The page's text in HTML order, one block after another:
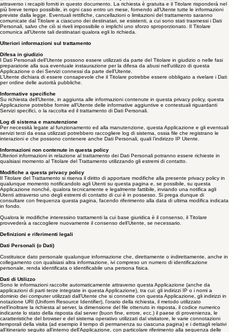
Come esercitare i diritti
Eventuali richieste di esercizio dei diritti dell'Utente possono essere indirizzate al Titolare
attraverso i recapiti forniti in questo documento. La richiesta è gratuita e il Titolare risponderà nel
più breve tempo possibile, in ogni caso entro un mese, fornendo all’Utente tutte le informazioni
previste dalla legge. Eventuali rettifiche, cancellazioni o limitazioni del trattamento saranno
comunicate dal Titolare a ciascuno dei destinatari, se esistenti, a cui sono stati trasmessi i Dati
Personali, salvo che ciò si riveli impossibile o implichi uno sforzo sproporzionato. Il Titolare
Ulteriori informazioni sul trattamento
Difesa in giudizio
I Dati Personali dell’Utente possono essere utilizzati da parte del Titolare in giudizio o nelle fasi
preparatorie alla sua eventuale instaurazione per la difesa da abusi nell'utilizzo di questa
Applicazione o dei Servizi connessi da parte dell’Utente.
L’Utente dichiara di essere consapevole che il Titolare potrebbe essere obbligato a rivelare i Dati
per ordine delle autorità pubbliche.
Informative specifiche
Su richiesta dell’Utente, in aggiunta alle informazioni contenute in questa privacy policy, questa
Applicazione potrebbe fornire all'Utente delle informative aggiuntive e contestuali riguardanti
Servizi specifici, o la raccolta ed il trattamento di Dati Personali.
Log di sistema e manutenzione
Per necessità legate al funzionamento ed alla manutenzione, questa Applicazione e gli eventuali
servizi terzi da essa utilizzati potrebbero raccogliere log di sistema, ossia file che registrano le
interazioni e che possono contenere anche Dati Personali, quali l’indirizzo IP Utente.
Informazioni non contenute in questa policy
Ulteriori informazioni in relazione al trattamento dei Dati Personali potranno essere richieste in
qualsiasi momento al Titolare del Trattamento utilizzando gli estremi di contatto.
Modifiche a questa privacy policy
Il Titolare del Trattamento si riserva il diritto di apportare modifiche alla presente privacy policy in
qualunque momento notificandolo agli Utenti su questa pagina e, se possibile, su questa
Applicazione nonché, qualora tecnicamente e legalmente fattibile, inviando una notifica agli
consultare con frequenza questa pagina, facendo riferimento alla data di ultima modifica indicata
in fondo.
Qualora le modifiche interessino trattamenti la cui base giuridica è il consenso, il Titolare
provvederà a raccogliere nuovamente il consenso dell’Utente, se necessario.
Definizioni e riferimenti legali
Dati Personali (o Dati)
Costituisce dato personale qualunque informazione che, direttamente o indirettamente, anche in
collegamento con qualsiasi altra informazione, ivi compreso un numero di identificazione
personale, renda identificata o identificabile una persona fisica.
Dati di Utilizzo
Sono le informazioni raccolte automaticamente attraverso questa Applicazione (anche da
applicazioni di parti terze integrate in questa Applicazione), tra cui: gli indirizzi IP o i nomi a
dominio dei computer utilizzati dall’Utente che si connette con questa Applicazione, gli indirizzi in
notazione URI (Uniform Resource Identifier), l’orario della richiesta, il metodo utilizzato
nell’inoltrare la richiesta al server, la dimensione del file ottenuto in risposta, il codice numerico
indicante lo stato della risposta dal server (buon fine, errore, ecc.) il paese di provenienza, le